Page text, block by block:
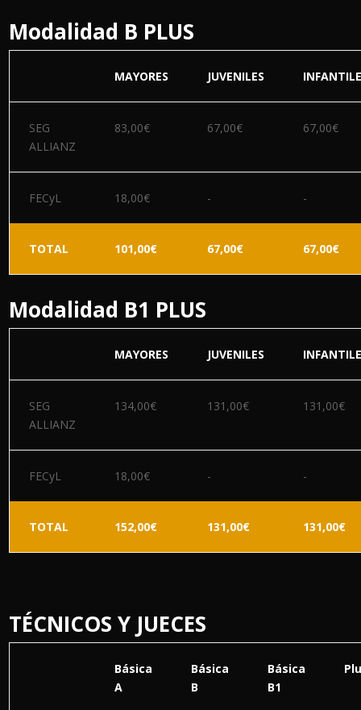
Modalidad B PLUS
MAYORES JUVENILES
SEG
ALLIANZ
83,00€ 67,00€ 67,00€
FECyL 18,00€ - -
TOTAL 101,00€ 67,00€ 67,00€
Modalidad B1 PLUS
MAYORES JUVENILES
SEG
ALLIANZ
134,00€ 131,00€ 131,00€
FECyL 18,00€ - -
TOTAL 152,00€ 131,00€ 131,00€
TÉCNICOS Y JUECES
Básica
A
Básica
B
Básica
B1